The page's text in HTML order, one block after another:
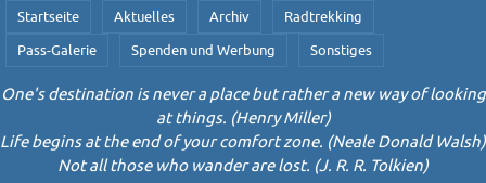
Startseite Aktuelles Archiv
Radtrekking
Pass-Galerie
Spenden und Werbung Sonstiges
One's destination is never a place but rather a new way of looking
at things. (Henry Miller)
Life begins at the end of your comfort zone. (Neale Donald Walsh)
Not all those who wander are lost. (J. R. R. Tolkien)